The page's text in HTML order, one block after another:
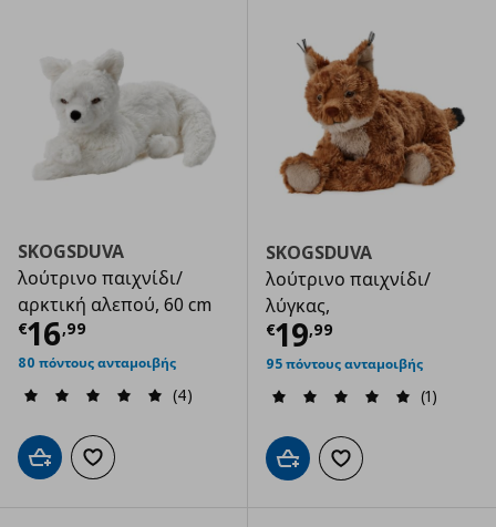
SKOGSDUVA
λούτρινο παιχνίδι/
αρκτική αλεπού, 60 cm
€16,99
Τρέχουσα τιμή € 16,99
80 πόντους ανταμοιβής
(4)
Προσθήκη στο καλάθι
Προσθήκη στα αγαπημένα
SKOGSDUVA
λούτρινο παιχνίδι/
λύγκας,
€19,99
Τρέχουσα
95 πόντους ανταμοιβής
(1)
Προσθήκη στο καλάθι
Προσθήκη στα